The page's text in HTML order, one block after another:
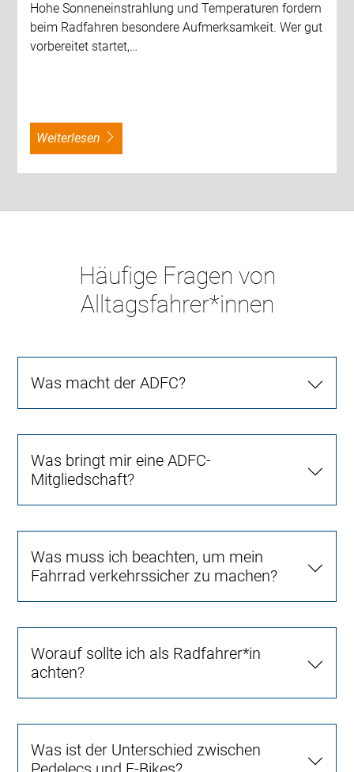
Hohe Sonneneinstrahlung und Temperaturen fordern
beim Radfahren besondere Aufmerksamkeit. Wer gut
vorbereitet startet,…
weiterlesen
Häufige Fragen von
Alltagsfahrer*innen
Was macht der ADFC?
Was bringt mir eine ADFC-
Mitgliedschaft?
Was muss ich beachten, um mein
Fahrrad verkehrssicher zu machen?
Worauf sollte ich als Radfahrer*in
achten?
Was ist der Unterschied zwischen